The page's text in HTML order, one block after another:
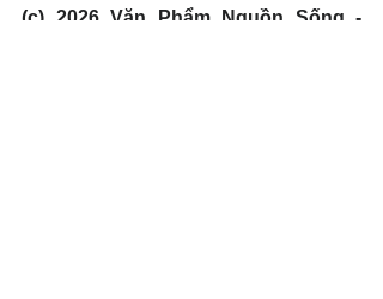
(c) 2026 Văn Phẩm Nguồn Sống -